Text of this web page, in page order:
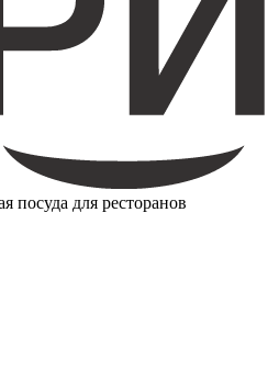
посуда для ресторанов